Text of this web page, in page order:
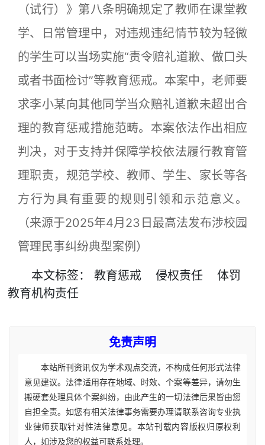
（试行）》第八条明确规定了教师在课堂教
学、日常管理中，对违规违纪情节较为轻微
的学生可以当场实施“责令赔礼道歉、做口头
或者书面检讨”等教育惩戒。本案中，老师要
求李小某向其他同学当众赔礼道歉未超出合
理的教育惩戒措施范畴。本案依法作出相应
判决，对于支持并保障学校依法履行教育管
理职责，规范学校、教师、学生、家长等各
方行为具有重要的规则引领和示范意义。
（来源于2025年4月23日最高法发布涉校园
管理民事纠纷典型案例）
本文标签： 教育惩戒 侵权责任
体罚
教育机构责任
免责声明
本站所刊资讯仅为学术观点交流，不构成任何形式法律
意见建议。法律适用存在地域、时效、个案等差异，请勿生
搬硬套处理具体个案纠纷，由此产生的一切法律后果皆由您
自担全责。如您有相关法律事务需要办理请联系咨询专业执
业律师获取针对性法律意见。本站刊载内容版权归原权利
人，如涉及您的权益可联系处理。